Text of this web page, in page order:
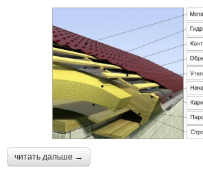
читать дальше →